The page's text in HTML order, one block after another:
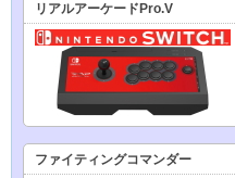
リアルアーケードPro.V
ファイティングコマンダー